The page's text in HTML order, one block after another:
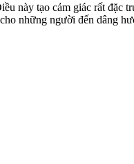
này tạo cảm giác rất đặc
những người đến dâng